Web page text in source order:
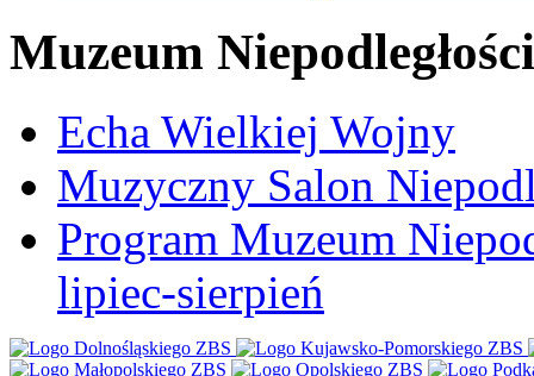
Muzeum Niepodległości
Echa Wielkiej Wojny
Muzyczny Salon
Program Muzeum
lipiec-sierpień